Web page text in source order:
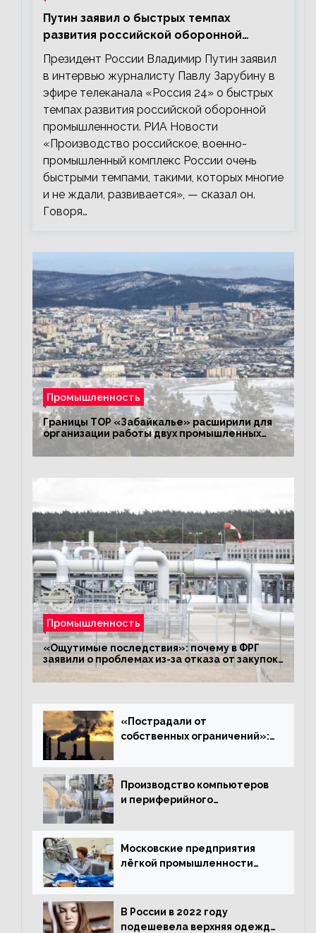
Путин заявил о быстрых темпах
развития российской оборонной
промышленности
Президент России Владимир Путин заявил
в интервью журналисту Павлу Зарубину в
эфире телеканала «Россия 24» о быстрых
темпах развития российской оборонной
промышленности. РИА Новости
«Производство российское, военно-
промышленный комплекс России очень
быстрыми темпами, такими, которых многие
и не ждали, развивается», — сказал он.
Говоря…
Промышленность
Границы ТОР «Забайкалье» расширили для
организации работы двух промышленных
предприятий
Промышленность
«Ощутимые последствия»: почему в ФРГ
заявили о проблемах из-за отказа от закупок
российского газа
«Пострадали от
собственных ограничений»:
промышленности
Производство компьютеров
и периферийного
Московские предприятия
лёгкой промышленности
В России в 2022 году
подешевела верхняя одежда